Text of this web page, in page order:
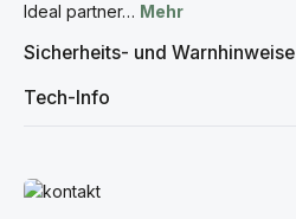
Ideal partner… Mehr
Sicherheits- und Warnhinweise
Tech-Info
Mehr erfahren